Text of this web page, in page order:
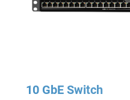
10 GbE Switch